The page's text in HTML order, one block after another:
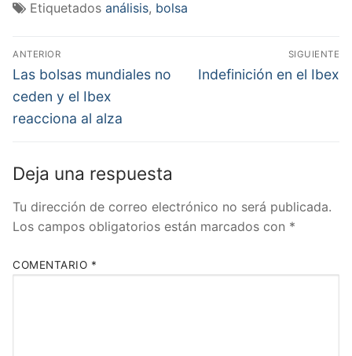
Etiquetados análisis, bolsa
Navegación
de
entradas
ANTERIOR
Entrada
anterior:
Las bolsas mundiales no
ceden y el Ibex
reacciona al alza
SIGUIENTE
Entrada
Indefinición en el Ibex
Deja una respuesta
Tu dirección de correo electrónico no será publicada.
Los campos obligatorios están marcados con *
COMENTARIO *